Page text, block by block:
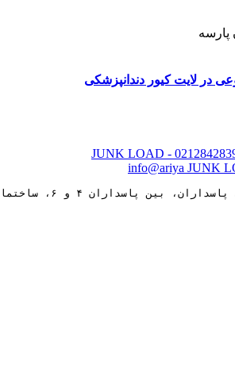
پارسه
در لایت کیور دندانپزشکی
JUNK LOAD -
info@ariya JUNK
بین پاسداران ۴ و ۶، ساختمان ۸۸